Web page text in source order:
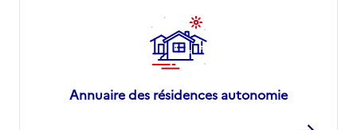
Annuaire des résidences autonomie